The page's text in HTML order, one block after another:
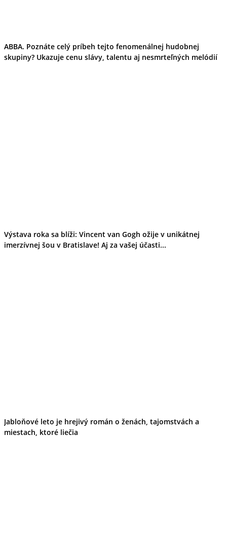
ABBA. Poznáte celý príbeh tejto fenomenálnej hudobnej
skupiny? Ukazuje cenu slávy, talentu aj nesmrteľných melódií
Výstava roka sa blíži: Vincent van Gogh ožije v unikátnej
imerzívnej šou v Bratislave! Aj za vašej účasti...
Jabloňové leto je hrejivý román o ženách, tajomstvách a
miestach, ktoré liečia